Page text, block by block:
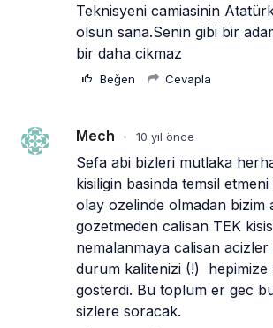
Teknisyeni camiasinin
olsun sana.Senin gibi bir
bir daha cikmaz
Beğen Cevapla
Mech • 10 yıl önce
Sefa abi bizleri mutlaka
kisiligin basinda temsil
olay ozelinde olmadan bizim
gozetmeden calisan TEK
nemalanmaya calisan
durum kalitenizi (!)
gosterdi. Bu toplum er gec
sizlere soracak.